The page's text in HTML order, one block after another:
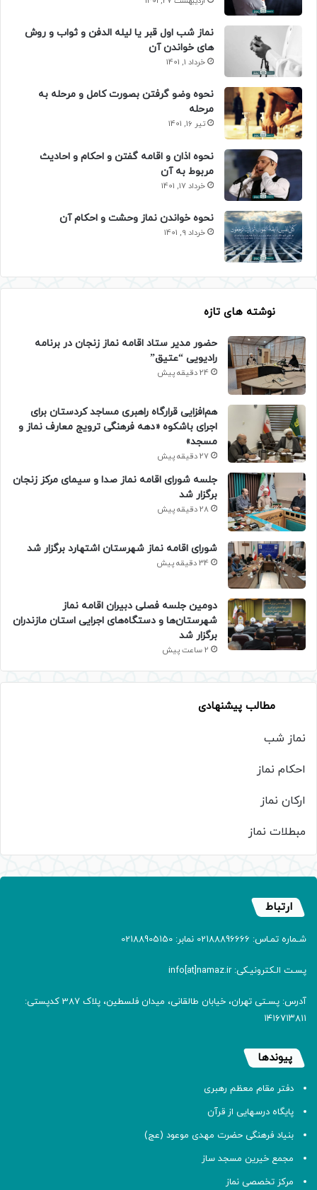
نماز شب اول قبر یا لیله الدفن و ثواب و روش
های خواندن آن
خرداد 1, 1401
نحوه وضو گرفتن بصورت کامل و مرحله به
مرحله
تیر 16, 1401
نحوه اذان و اقامه گفتن و احکام و احادیث
مربوط به آن
خرداد 17, 1401
نحوه خواندن نماز وحشت و احکام آن
خرداد 9, 1401
نوشته های تازه
حضور مدیر ستاد اقامه نماز زنجان در برنامه
رادیویی “عتیق”
24 دقیقه پیش
هم‌افزایی قرارگاه راهبری مساجد کردستان برای
اجرای باشکوه «دهه فرهنگی ترویج معارف نماز و
مسجد»
27 دقیقه پیش
جلسه شورای اقامه نماز صدا و سیمای مرکز زنجان
برگزار شد
28 دقیقه پیش
شورای اقامه نماز شهرستان اشتهارد برگزار شد
34 دقیقه پیش
دومین جلسه فصلی دبیران اقامه نماز
شهرستان‌ها و دستگاه‌های اجرایی استان مازندران
برگزار شد
2 ساعت پیش
مطالب پیشنهادی
نماز شب
احکام نماز
ارکان نماز
مبطلات نماز
ارتباط
شـماره تمـاس: 02188896666 نمابر: 02188905150
پسـت الـکترونیـکی: info[at]namaz.ir
آدرس: پسـتی تهران، خیابان طالقانی، میدان فلسطین، پلاک 387 کدپستی:
۱۴۱۶۷۱۳۸۱۱
پیوندها
دفتر مقام معظم رهبری
پایگاه درسهایی از قرآن
بنیاد فرهنگی حضرت مهدی موعود (عج)
مجمع خیرین مسجد ساز
مرکز تخصصی نماز